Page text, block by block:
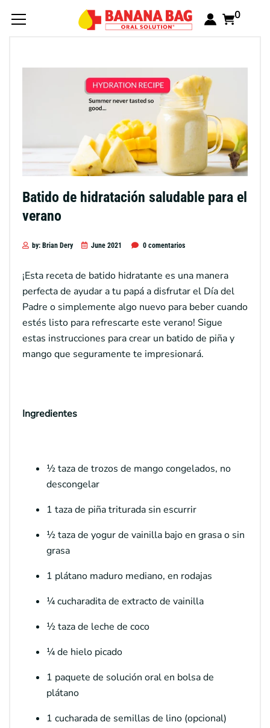
0
Batido de hidratación saludable para el
verano
by: Brian Dery June 2021 0 comentarios
¡Esta receta de batido hidratante es una manera
perfecta de ayudar a tu papá a disfrutar el Día del
Padre o simplemente algo nuevo para beber cuando
estés listo para refrescarte este verano! Sigue
estas instrucciones para crear un batido de piña y
mango que seguramente te impresionará.
Ingredientes
½ taza de trozos de mango congelados, no
descongelar
1 taza de piña triturada sin escurrir
½ taza de yogur de vainilla bajo en grasa o sin
grasa
1 plátano maduro mediano, en rodajas
¼ cucharadita de extracto de vainilla
½ taza de leche de coco
¼ de hielo picado
1 paquete de solución oral en bolsa de
plátano
1 cucharada de semillas de lino (opcional)